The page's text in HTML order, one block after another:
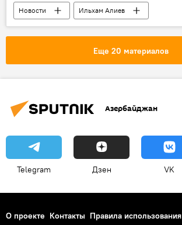
Новости
Ильхам Алиев
вице-президент Кубы
встреча
Еще 20 материалов
Азербайджан
Telegram Дзен VK
О проекте Контакты Правила использования